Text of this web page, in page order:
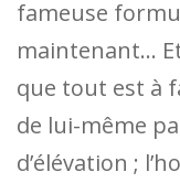
fameuse
maintenant…
que tout est à
de lui-même
d’élévation ;